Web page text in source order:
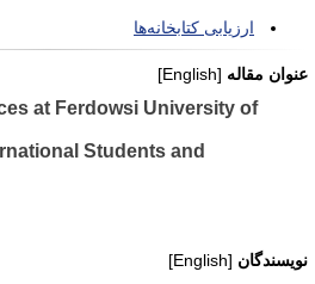
ارزیابی کتابخانه‌ها
عنوان مقاله [English]
at Ferdowsi University of
Students and
نویسندگان [English]